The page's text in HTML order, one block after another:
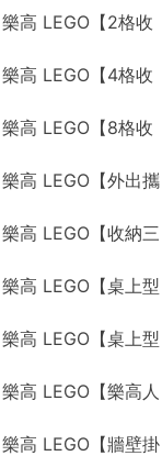
高 LEGO【2格收
高 LEGO【4格收
高 LEGO【8格收
高 LEGO【外出攜
高 LEGO【收納三
高 LEGO【桌上型
高 LEGO【桌上型
高 LEGO【樂高人
高 LEGO【牆壁掛